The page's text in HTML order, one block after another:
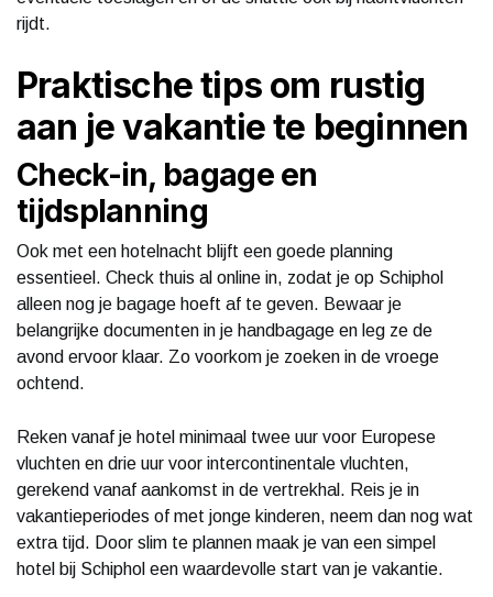
rijdt.
Praktische tips om rustig
aan je vakantie te beginnen
Check-in, bagage en
tijdsplanning
Ook met een hotelnacht blijft een goede planning
essentieel. Check thuis al online in, zodat je op Schiphol
alleen nog je bagage hoeft af te geven. Bewaar je
belangrijke documenten in je handbagage en leg ze de
avond ervoor klaar. Zo voorkom je zoeken in de vroege
ochtend.
Reken vanaf je hotel minimaal twee uur voor Europese
vluchten en drie uur voor intercontinentale vluchten,
gerekend vanaf aankomst in de vertrekhal. Reis je in
vakantieperiodes of met jonge kinderen, neem dan nog wat
extra tijd. Door slim te plannen maak je van een simpel
hotel bij Schiphol een waardevolle start van je vakantie.